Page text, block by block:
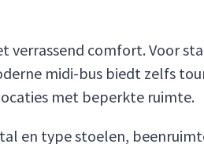
verrassend comfort. Voor
midi-bus biedt zelfs
met beperkte ruimte.
en type stoelen,